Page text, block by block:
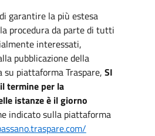
garantire la più estesa
procedura da parte di tutti
interessati,
pubblicazione della
su piattaforma Traspare, SI
il termine per la
istanze è il giorno
indicato sulla piattaforma